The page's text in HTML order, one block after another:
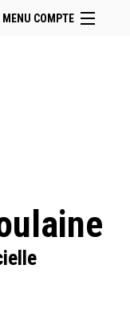
MENU COMPTE